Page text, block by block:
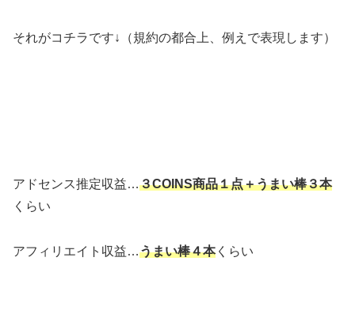
それがコチラです↓（規約の都合上、例えで表現します）
アドセンス推定収益…３COINS商品１点＋うまい棒３本
くらい
アフィリエイト収益…うまい棒４本くらい